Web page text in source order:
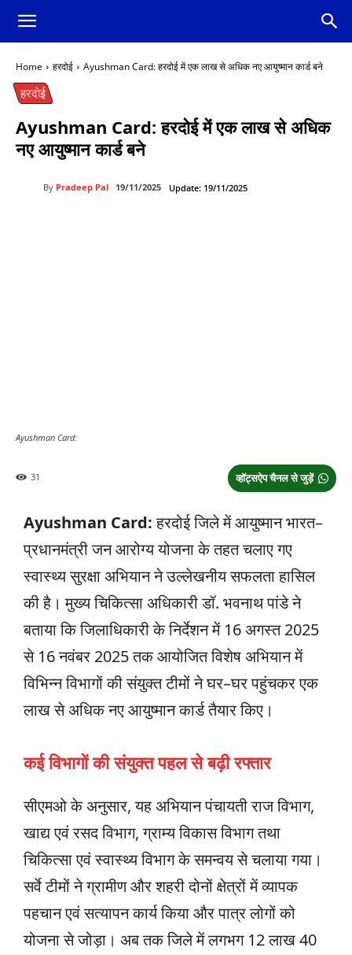
Home हरदोई Ayushman Card: हरदोई में एक लाख से अधिक नए आयुष्मान कार्ड बने
हरदोई
Ayushman Card: हरदोई में एक लाख से अधिक
नए आयुष्मान कार्ड बने
By Pradeep Pal 19/11/2025 Update: 19/11/2025
Ayushman Card:
व्हॉट्सऐप चैनल से जुड़ें
31
Ayushman Card:हरदोई जिले में आयुष्मान भारत–
प्रधानमंत्री जन आरोग्य योजना के तहत चलाए गए
स्वास्थ्य सुरक्षा अभियान ने उल्लेखनीय सफलता हासिल
की है। मुख्य चिकित्सा अधिकारी डॉ. भवनाथ पांडे ने
बताया कि जिलाधिकारी के निर्देशन में 16 अगस्त 2025
से 16 नवंबर 2025 तक आयोजित विशेष अभियान में
विभिन्न विभागों की संयुक्त टीमों ने घर–घर पहुंचकर एक
लाख से अधिक नए आयुष्मान कार्ड तैयार किए।
कई विभागों की संयुक्त पहल से बढ़ी रफ्तार
सीएमओ के अनुसार, यह अभियान पंचायती राज विभाग,
खाद्य एवं रसद विभाग, ग्राम्य विकास विभाग तथा
चिकित्सा एवं स्वास्थ्य विभाग के समन्वय से चलाया गया।
सर्वे टीमों ने ग्रामीण और शहरी दोनों क्षेत्रों में व्यापक
पहचान एवं सत्यापन कार्य किया और पात्र लोगों को
योजना से जोड़ा। अब तक जिले में लगभग 12 लाख 40